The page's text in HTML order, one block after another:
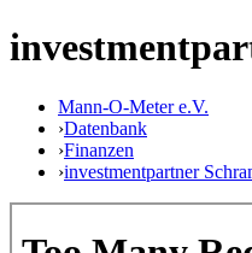
Mann-O-Meter e.V.
›Datenbank
›Finanzen
›investmentpartner